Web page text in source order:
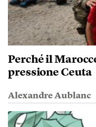
Perché il
pressione Ceuta
Alexandre Aublanc